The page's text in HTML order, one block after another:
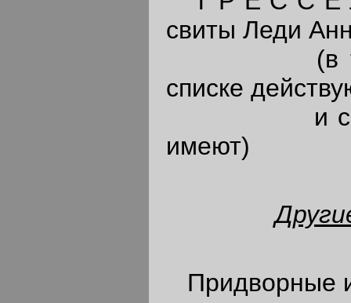
свиты Леди
(в тексте
списке
и своего
имеют)
Придворные